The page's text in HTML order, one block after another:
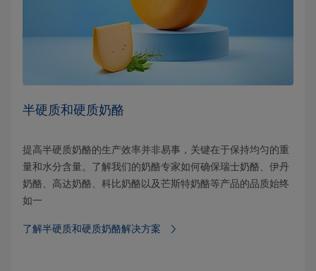
半硬质和硬质奶酪
提高半硬质奶酪的生产效率并非易事，关键在于保持均匀的重
量和水分含量。了解我们的奶酪专家如何确保瑞士奶酪、伊丹
奶酪、高达奶酪、科比奶酪以及芒斯特奶酪等产品的品质始终
如一
了解半硬质和硬质奶酪解决方案